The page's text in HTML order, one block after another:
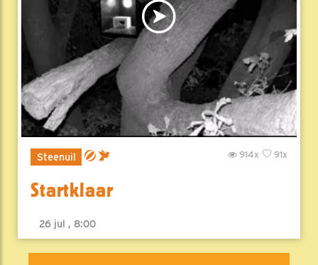
Steenuil 91x
914x
Startklaar
26 jul , 8:00